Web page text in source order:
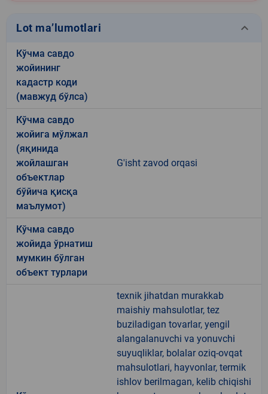
Lot ma’lumotlari keyboard_arrow_down
Кўчма савдо
жойининг
кадастр коди
(мавжуд бўлса)
Кўчма савдо
жойига мўлжал
(яқинида
жойлашган
объектлар
бўйича қисқа
маълумот)
G'isht zavod orqasi
Кўчма савдо
жойида ўрнатиш
мумкин бўлган
объект турлари
texnik jihatdan murakkab
maishiy mahsulotlar, tez
buziladigan tovarlar, yengil
alangalanuvchi va yonuvchi
suyuqliklar, bolalar oziq-ovqat
mahsulotlari, hayvonlar, termik
ishlov berilmagan, kelib chiqishi